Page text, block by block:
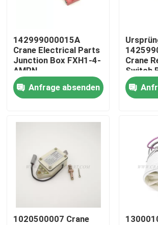
Qualitätskontrolle
Kontakt
Nachrichten
Referenzen
Crane Electrical Parts
142999000015A
Crane Electrical Parts
Junction Box FXH1-4-
AMPN
Anfrage absenden
Crane
Switch
1020500007 Crane